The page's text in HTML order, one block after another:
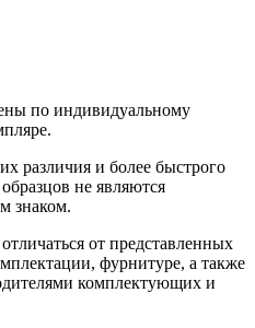
по индивидуальному
различия и более быстрого
не являются
знаком.
от представленных
фурнитуре, а также
комплектующих и